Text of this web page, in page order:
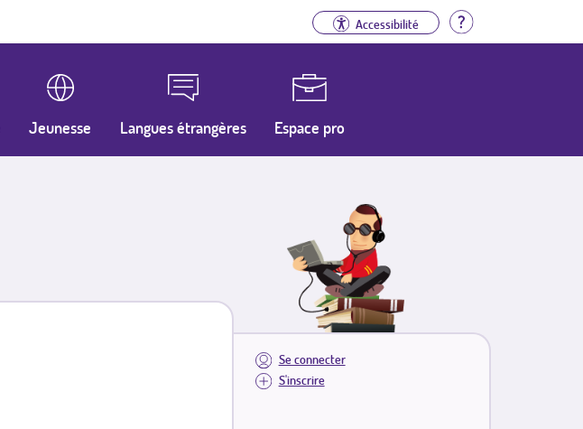
Accessibilité Aide
Jeunesse Langues étrangères Espace pro
Se connecter
S'inscrire